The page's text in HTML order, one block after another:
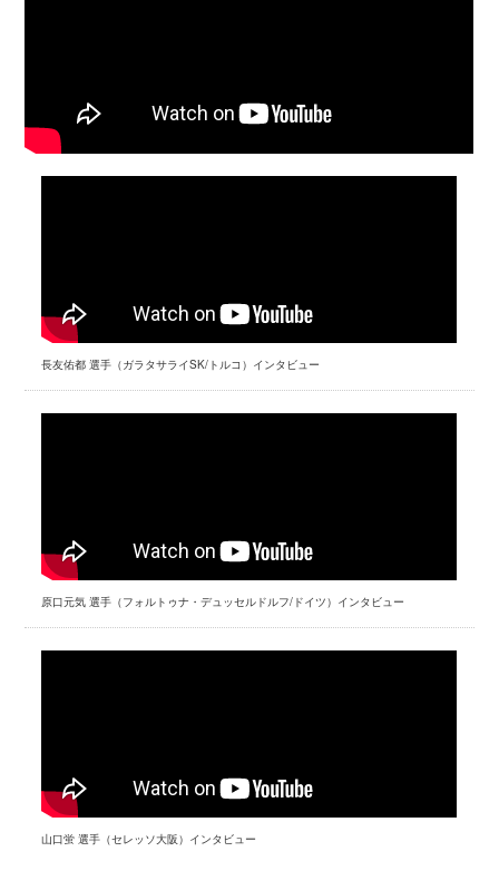
長友佑都 選手（ガラタサライSK/トルコ）インタビュー
原口元気 選手（フォルトゥナ・デュッセルドルフ/ドイツ）インタビュー
山口蛍 選手（セレッソ大阪）インタビュー